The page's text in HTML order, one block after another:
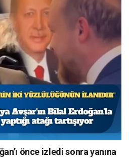
önce izledi sonra yanına